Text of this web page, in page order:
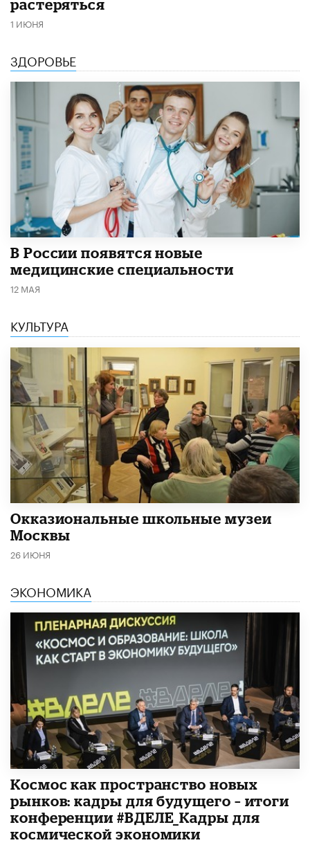
растеряться
1 ИЮНЯ
ЗДОРОВЬЕ
В России появятся новые
медицинские специальности
12 МАЯ
КУЛЬТУРА
​Окказиональные школьные музеи
Москвы
26 ИЮНЯ
ЭКОНОМИКА
Космос как пространство новых
рынков: кадры для будущего – итоги
конференции #ВДЕЛЕ_Кадры для
космической экономики